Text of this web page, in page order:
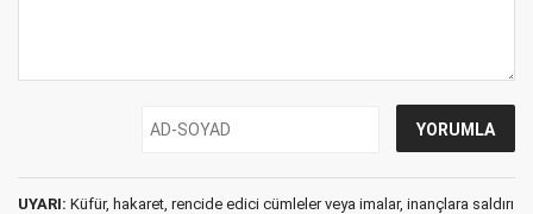
UYARI: Küfür, hakaret, rencide edici cümleler veya imalar, inançlara saldırı